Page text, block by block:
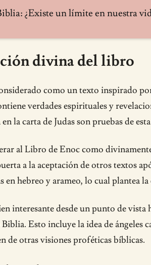
¿Existe un límite en nuestra
divina del libro
como un texto inspirado
verdades espirituales y
la carta de Judas son pruebas de
al Libro de Enoc como
a la aceptación de otros textos
en hebreo y arameo, lo cual plantea
interesante desde un punto de
Esto incluye la idea de
de otras visiones proféticas bíblicas.